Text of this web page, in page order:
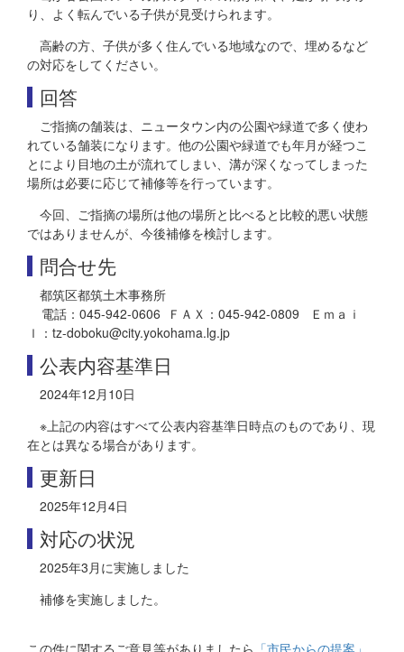
り、よく転んでいる子供が見受けられます。
高齢の方、子供が多く住んでいる地域なので、埋めるなど
の対応をしてください。
回答
ご指摘の舗装は、ニュータウン内の公園や緑道で多く使わ
れている舗装になります。他の公園や緑道でも年月が経つこ
とにより目地の土が流れてしまい、溝が深くなってしまった
場所は必要に応じて補修等を行っています。
今回、ご指摘の場所は他の場所と比べると比較的悪い状態
ではありませんが、今後補修を検討します。
問合せ先
都筑区都筑土木事務所
電話：045-942-0606 ＦＡＸ：045-942-0809 Ｅｍａｉ
ｌ：tz-doboku@city.yokohama.lg.jp
公表内容基準日
2024年12月10日
※上記の内容はすべて公表内容基準日時点のものであり、現
在とは異なる場合があります。
更新日
2025年12月4日
対応の状況
2025年3月に実施しました
補修を実施しました。
この件に関するご意見等がありましたら 「市民からの提案」